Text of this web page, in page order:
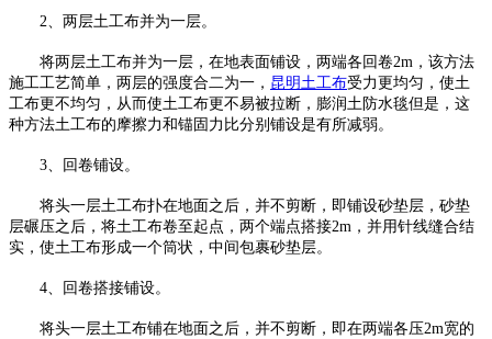
2、两层土工布并为一层。
将两层土工布并为一层，在地表面铺设，两端各回卷2m，该方法
施工工艺简单，两层的强度合二为一， 昆明土工布受力更均匀，使土
工布更不均匀，从而使土工布更不易被拉断，膨润土防水毯但是，这
种方法土工布的摩擦力和锚固力比分别铺设是有所减弱。
3、回卷铺设。
将头一层土工布扑在地面之后，并不剪断，即铺设砂垫层，砂垫
层碾压之后，将土工布卷至起点，两个端点搭接2m，并用针线缝合结
实，使土工布形成一个筒状，中间包裹砂垫层。
4、回卷搭接铺设。
将头一层土工布铺在地面之后，并不剪断，即在两端各压2m宽的